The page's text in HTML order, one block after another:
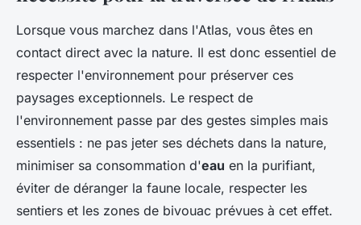
Lorsque vous marchez dans l'Atlas, vous êtes en
contact direct avec la nature. Il est donc essentiel de
respecter l'environnement pour préserver ces
paysages exceptionnels. Le respect de
l'environnement passe par des gestes simples mais
essentiels : ne pas jeter ses déchets dans la nature,
minimiser sa consommation d'eau en la purifiant,
éviter de déranger la faune locale, respecter les
sentiers et les zones de bivouac prévues à cet effet.